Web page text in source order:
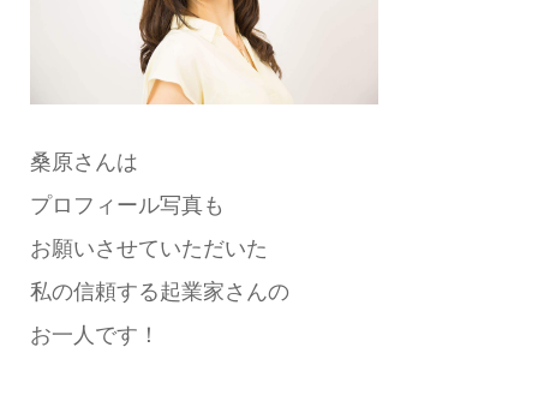
桑原さんは
プロフィール写真も
お願いさせていただいた
私の信頼する起業家さんの
お一人です！